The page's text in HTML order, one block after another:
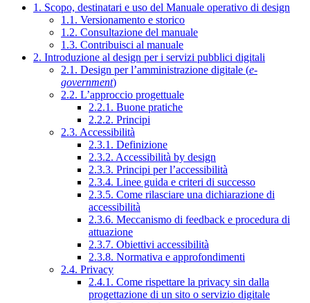
1. Scopo, destinatari e uso del Manuale operativo di design
1.1. Versionamento e storico
1.2. Consultazione del manuale
1.3. Contribuisci al manuale
2. Introduzione al design per i servizi pubblici digitali
2.1. Design per l’amministrazione digitale (e-
government)
2.2. L’approccio progettuale
2.2.1. Buone pratiche
2.2.2. Principi
2.3. Accessibilità
2.3.1. Definizione
2.3.2. Accessibilità by design
2.3.3. Principi per l’accessibilità
2.3.4. Linee guida e criteri di successo
2.3.5. Come rilasciare una dichiarazione di
accessibilità
2.3.6. Meccanismo di feedback e procedura di
attuazione
2.3.7. Obiettivi accessibilità
2.3.8. Normativa e approfondimenti
2.4. Privacy
2.4.1. Come rispettare la privacy sin dalla
progettazione di un sito o servizio digitale